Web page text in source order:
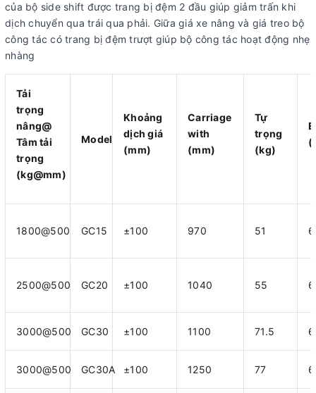
của bộ side shift được trang bị đệm 2 đầu giúp giảm trấn khi
dịch chuyển qua trái qua phải. Giữa giá xe nâng và giá treo bộ
công tác có trang bị đệm trượt giúp bộ công tác hoạt động nhẹ
nhàng
Tải
trọng
nâng@
Tâm tải
trọng
(kg@mm)
Model
Khoảng
dịch giá
(mm)
Carriage
with
(mm)
Tự
trọng
(kg)
1800@500 GC15 ±100 970 51
2500@500 GC20 ±100 1040 55
3000@500 GC30 ±100 1100 71.5
3000@500 GC30A ±100 1250 77